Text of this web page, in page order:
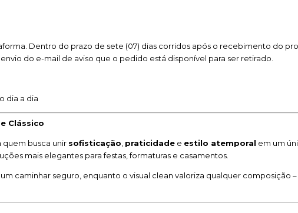
Dentro do prazo de sete (07) dias corridos após o recebimento do
do e-mail de aviso que o pedido está disponível para ser retirado.
dia a dia
Clássico
quem busca unir sofisticação, praticidade e estilo atemporal em um
mais elegantes para festas, formaturas e casamentos.
caminhar seguro, enquanto o visual clean valoriza qualquer